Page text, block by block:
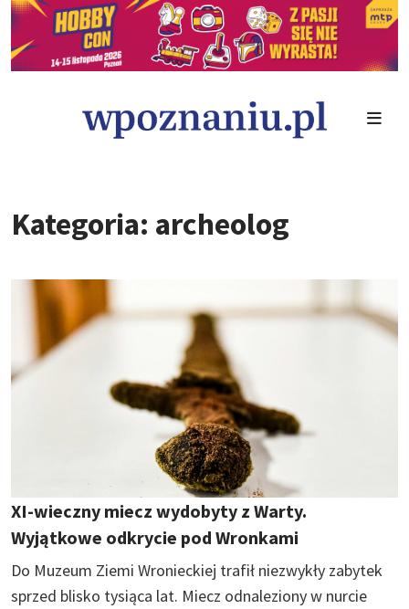
Kategoria: archeolog
XI-wieczny miecz wydobyty z Warty.
Wyjątkowe odkrycie pod Wronkami
Do Muzeum Ziemi Wronieckiej trafił niezwykły zabytek
sprzed blisko tysiąca lat. Miecz odnaleziony w nurcie